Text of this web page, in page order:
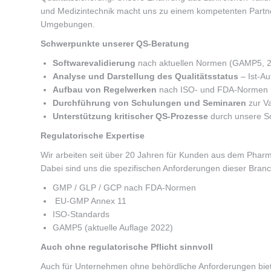
und Medizintechnik macht uns zu einem kompetenten
Umgebungen.
Schwerpunkte unserer QS-Beratung
Softwarevalidierung nach aktuellen Normen (GAMP5,
Analyse und Darstellung des Qualitätsstatus – Ist-
Aufbau von Regelwerken nach ISO- und FDA-Normen
Durchführung von Schulungen und Seminaren zur
Unterstützung kritischer QS-Prozesse durch unsere
Regulatorische Expertise
Wir arbeiten seit über 20 Jahren für Kunden aus dem
Dabei sind uns die spezifischen Anforderungen dieser
GMP / GLP / GCP nach FDA-Normen
EU-GMP Annex 11
ISO-Standards
GAMP5 (aktuelle Auflage 2022)
Auch ohne regulatorische Pflicht sinnvoll
Auch für Unternehmen ohne behördliche Anforderungen